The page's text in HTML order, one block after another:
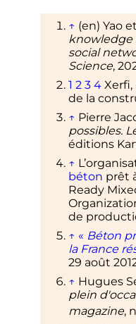
↑ (en) Yao
knowledge
social
Science,
1 2 3 4
de la
↑ Pierre
possibles.
éditions
↑
béton prêt
Ready
de
↑ « Béton
la France
29 août
↑ Hugues
plein
magazine, n